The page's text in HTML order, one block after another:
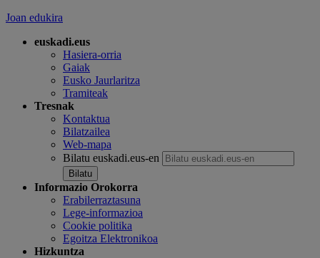
Joan edukira
euskadi.eus
Hasiera-orria
Gaiak
Eusko Jaurlaritza
Tramiteak
Tresnak
Kontaktua
Bilatzailea
Web-mapa
Bilatu euskadi.eus-en
Informazio Orokorra
Erabilerraztasuna
Lege-informazioa
Cookie politika
Egoitza Elektronikoa
Hizkuntza